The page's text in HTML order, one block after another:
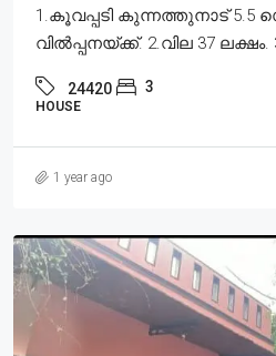
1.കൂവപ്പടി കുന്നത്തുനാട് 5.5
വിൽപ്പനയ്ക്ക്. 2.വില 37 ലക്ഷം.
24420 3
HOUSE
1 year ago